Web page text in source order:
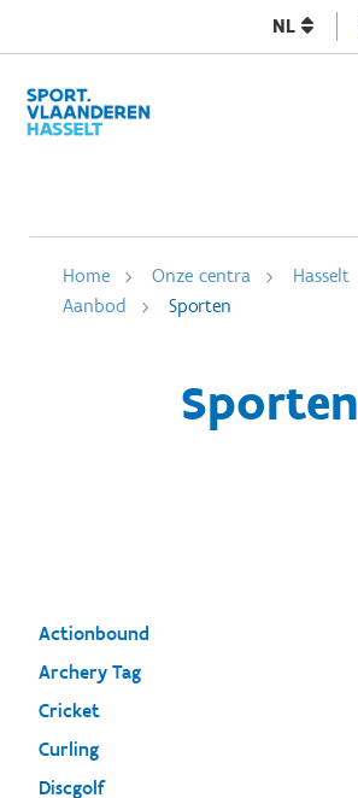
NL
Home Onze centra
Hasselt
Aanbod
Sporten
Sporten
Actionbound
Archery Tag
Cricket
Curling
Discgolf